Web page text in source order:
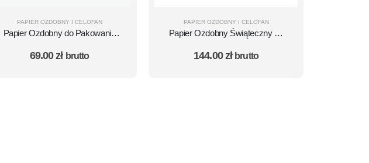
PAPIER OZDOBNY I CELOFAN
Papier Ozdobny do Pakowania
50szt. mix
69.00zł brutto
PAPIER OZDOBNY I CELOFAN
Papier Ozdobny Świąteczny do
37 - DUŻY FORMAT 2m x 70cm
144.00zł brutto